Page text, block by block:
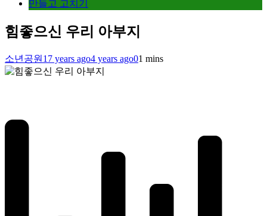
만들고 고치기
힘좋으신 우리 아부지
소년공원 17 years ago4 years ago01 mins